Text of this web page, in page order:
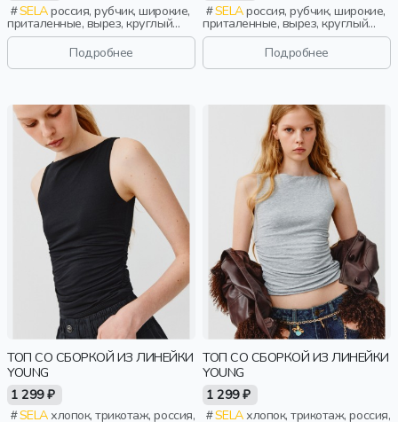
SELAроссия, рубчик, широкие,
приталенные, вырез, круглый
вырез, девочки,
старшеклассники, дети
Подробнее
SELAроссия, рубчик, широкие,
приталенные, вырез, круглый
вырез, девочки,
старшеклассники, дети
Подробнее
ТОП СО СБОРКОЙ ИЗ ЛИНЕЙКИ
YOUNG
1 299 ₽
SELAхлопок, трикотаж, россия,
ТОП СО СБОРКОЙ ИЗ ЛИНЕЙКИ
YOUNG
1 299 ₽
SELAхлопок, трикотаж, россия,